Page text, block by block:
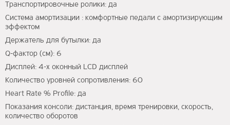
Транспортировочные ролики: да
Система амортизации : комфортные педали с амортизирующим
эффектом
Держатель для бутылки: да
Q-фактор (см): 6
Дисплей: 4-х оконный LCD дисплей
Количество уровней сопротивления: 60
Heart Rate % Profile: да
Показания консоли: дистанция, время тренировки, скорость,
количество оборотов